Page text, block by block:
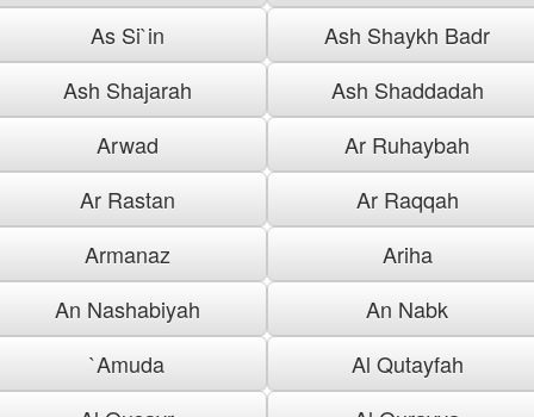
As Si`in
Ash Shaykh Badr
Ash Shajarah
Ash Shaddadah
Arwad
Ar Ruhaybah
Ar Rastan
Ar Raqqah
Armanaz
Ariha
An Nashabiyah
An Nabk
`Amuda
Al Qutayfah